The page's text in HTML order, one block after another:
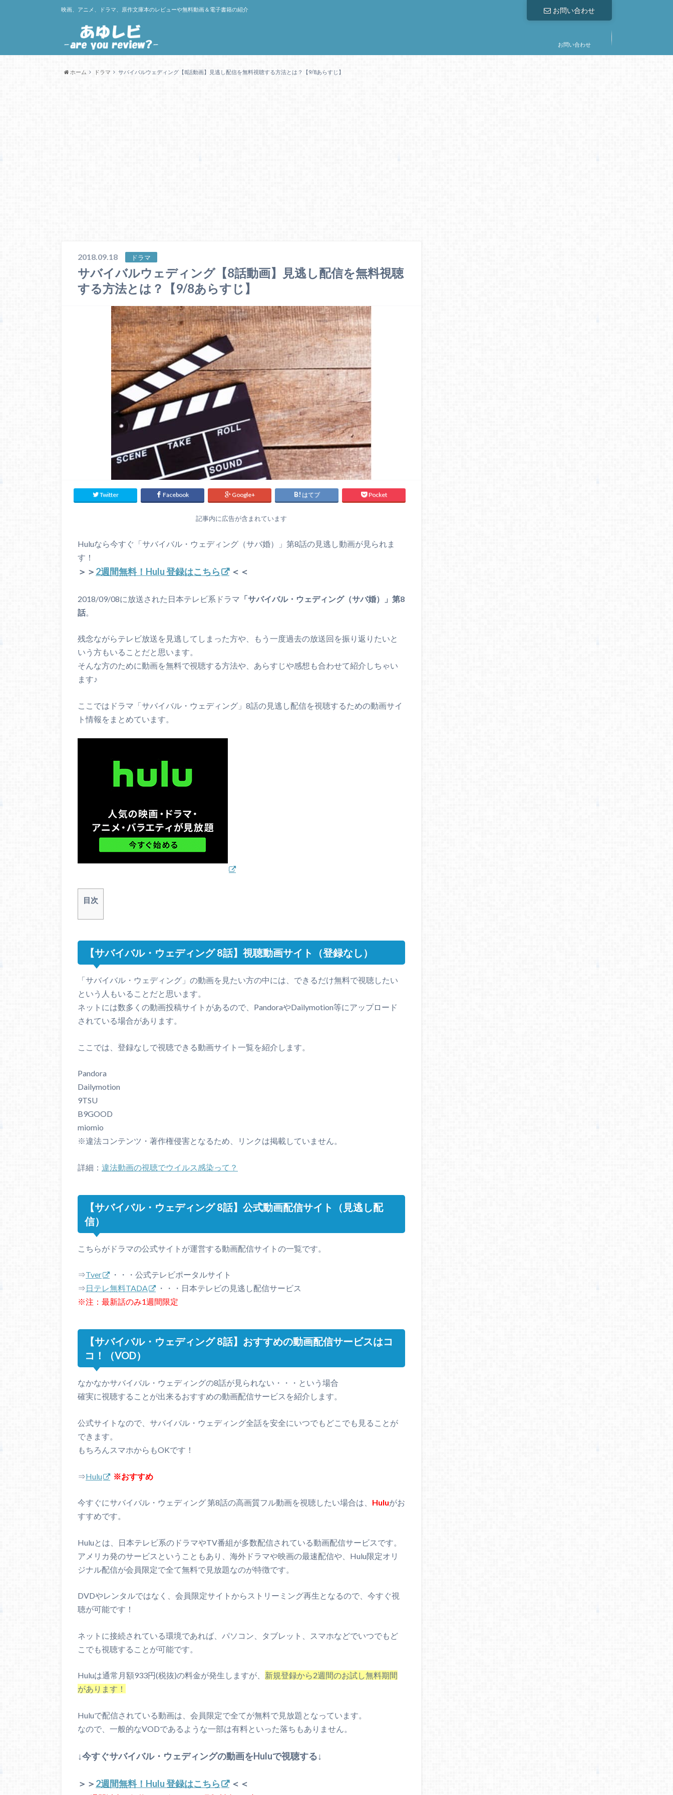
映画、アニメ、ドラマ、原作文庫本のレビューや無料動画＆電子書籍の紹介 お問い合わせ
お問い合わせ
ホーム ドラマ サバイバルウェディング【8話動画】見逃し配信を無料視聴する方法とは？【9/8あらすじ】
2018.09.18 ドラマ
サバイバルウェディング【8話動画】見逃し配信を無料視聴
する方法とは？【9/8あらすじ】
Twitter Facebook Google+ はてブ Pocket
記事内に広告が含まれています
Huluなら今すぐ「サバイバル・ウェディング（サバ婚）」第8話の見逃し動画が見られま
す！
＞＞ 2週間無料！Hulu 登録はこちら ＜＜
2018/09/08に放送された日本テレビ系ドラマ 「サバイバル・ウェディング（サバ婚）」第8
話。
残念ながらテレビ放送を見逃してしまった方や、もう一度過去の放送回を振り返りたいと
いう方もいることだと思います。
そんな方のために動画を無料で視聴する方法や、あらすじや感想も合わせて紹介しちゃい
ます♪
ここではドラマ「サバイバル・ウェディング」8話の見逃し配信を視聴するための動画サイ
ト情報をまとめています。
目次
【サバイバル・ウェディング 8話】視聴動画サイト（登録なし）
「サバイバル・ウェディング」の動画を見たい方の中には、できるだけ無料で視聴したい
という人もいることだと思います。
ネットには数多くの動画投稿サイトがあるので、PandoraやDailymotion等にアップロード
されている場合があります。
ここでは、登録なしで視聴できる動画サイト一覧を紹介します。
Pandora
Dailymotion
9TSU
B9GOOD
miomio
※違法コンテンツ・著作権侵害となるため、リンクは掲載していません。
詳細： 違法動画の視聴でウイルス感染って？
【サバイバル・ウェディング 8話】公式動画配信サイト（見逃し配
信）
こちらがドラマの公式サイトが運営する動画配信サイトの一覧です。
⇒Tver
・・・公式テレビポータルサイト
⇒日テレ無料TADA
・・・日本テレビの見逃し配信サービス
※注：最新話のみ1週間限定
【サバイバル・ウェディング 8話】おすすめの動画配信サービスはコ
コ！（VOD）
なかなかサバイバル・ウェディングの8話が見られない・・・という場合
確実に視聴することが出来るおすすめの動画配信サービスを紹介します。
公式サイトなので、サバイバル・ウェディング全話を安全にいつでもどこでも見ることが
できます。
もちろんスマホからもOKです！
⇒Hulu ※おすすめ
今すぐにサバイバル・ウェディング 第8話の高画質フル動画を視聴したい場合は、 Huluがお
すすめです。
Huluとは、日本テレビ系のドラマやTV番組が多数配信されている動画配信サービスです。
アメリカ発のサービスということもあり、海外ドラマや映画の最速配信や、Hulu限定オリ
ジナル配信が会員限定で全て無料で見放題なのが特徴です。
DVDやレンタルではなく、会員限定サイトからストリーミング再生となるので、今すぐ視
聴が可能です！
ネットに接続されている環境であれば、パソコン、タブレット、スマホなどでいつでもど
こでも視聴することが可能です。
Huluは通常月額933円(税抜)の料金が発生しますが、 新規登録から2週間のお試し無料期間
があります！
Huluで配信されている動画は、会員限定で全てが無料で見放題となっています。
なので、一般的なVODであるような一部は有料といった落ちもありません。
↓今すぐサバイバル・ウェディングの動画をHuluで視聴する↓
＞＞ 2週間無料！Hulu 登録はこちら ＜＜